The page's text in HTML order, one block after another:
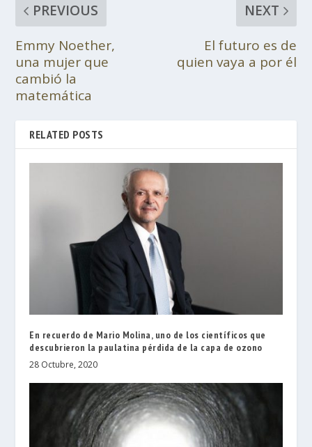
PREVIOUS
Emmy Noether,
una mujer que
cambió la
matemática
NEXT
El futuro es de
quien vaya a por él
RELATED POSTS
En recuerdo de Mario Molina, uno de los científicos que
descubrieron la paulatina pérdida de la capa de ozono
28 Octubre, 2020